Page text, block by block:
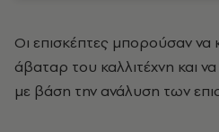
Οι επισκέπτες μπορούσαν να
άβαταρ του καλλιτέχνη και
με βάση την ανάλυση των